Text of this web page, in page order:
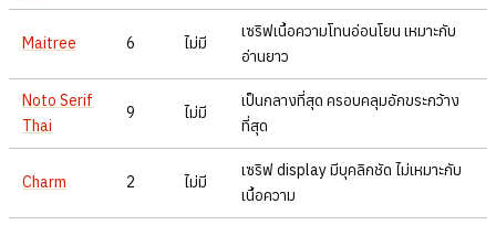
Maitree 6 ไม่มี
เซริฟเนื้อความโทนอ่อนโยน เหมาะกับ
อ่านยาว
Noto Serif
Thai
9 ไม่มี
เป็นกลางที่สุด ครอบคลุมอักขระกว้าง
ที่สุด
Charm 2 ไม่มี
เซริฟ display มีบุคลิกชัด ไม่เหมาะกับ
เนื้อความ